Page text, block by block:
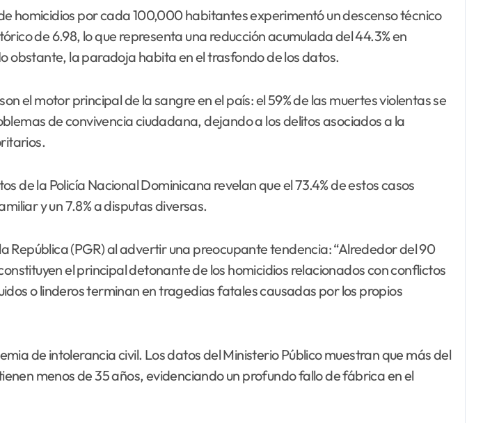
homicidios por cada 100,000 habitantes experimentó un descenso técnico
de 6.98, lo que representa una reducción acumulada del 44.3% en
obstante, la paradoja habita en el trasfondo de los datos.
el motor principal de la sangre en el país: el 59% de las muertes violentas se
de convivencia ciudadana, dejando a los delitos asociados a la
la Policía Nacional Dominicana revelan que el 73.4% de estos casos
y un 7.8% a disputas diversas.
(PGR) al advertir una preocupante tendencia: “Alrededor del 90
el principal detonante de los homicidios relacionados con conflictos
o linderos terminan en tragedias fatales causadas por los propios
de intolerancia civil. Los datos del Ministerio Público muestran que más del
menos de 35 años, evidenciando un profundo fallo de fábrica en el